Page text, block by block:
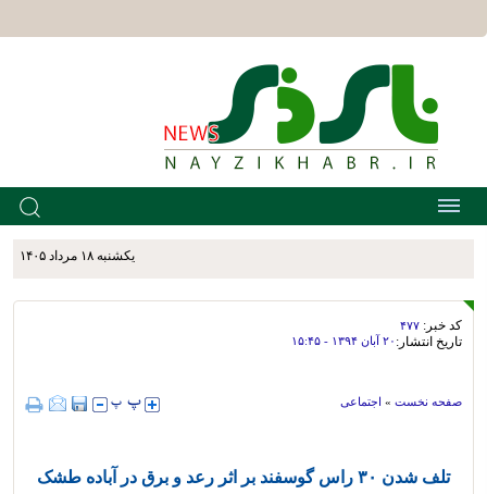
يکشنبه ۱۸ مرداد ۱۴۰۵
کد خبر: ۴۷۷
تاریخ انتشار: ۲۰ آبان ۱۳۹۴ - ۱۵:۴۵
صفحه نخست » اجتماعی
تلف شدن ۳۰ راس گوسفند بر اثر رعد و برق در آباده طشک